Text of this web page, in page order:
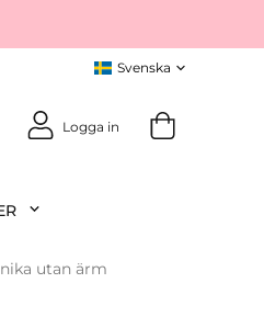
Logga in
utan ärm